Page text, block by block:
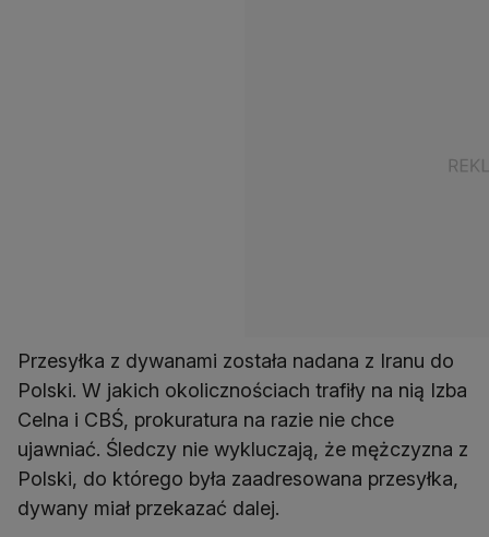
Przesyłka z dywanami została nadana z Iranu do
Polski. W jakich okolicznościach trafiły na nią Izba
Celna i CBŚ, prokuratura na razie nie chce
ujawniać. Śledczy nie wykluczają, że mężczyzna z
Polski, do którego była zaadresowana przesyłka,
dywany miał przekazać dalej.